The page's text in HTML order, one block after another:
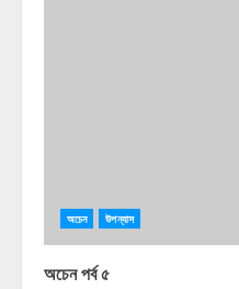
অচেন উপন্যাস
অচেন পর্ব ৫